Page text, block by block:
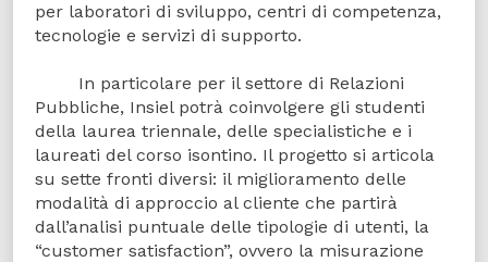
per laboratori di sviluppo, centri di competenza,
tecnologie e servizi di supporto.
In particolare per il settore di Relazioni
Pubbliche, Insiel potrà coinvolgere gli studenti
della laurea triennale, delle specialistiche e i
laureati del corso isontino. Il progetto si articola
su sette fronti diversi: il miglioramento delle
modalità di approccio al cliente che partirà
dall’analisi puntuale delle tipologie di utenti, la
“customer satisfaction”, ovvero la misurazione